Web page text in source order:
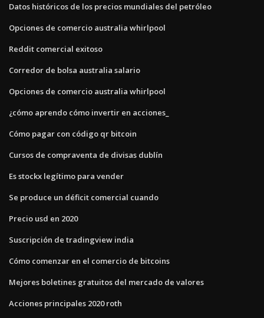
Datos históricos de los precios mundiales del petróleo
Opciones de comercio australia whirlpool
Reddit comercial exitoso
Corredor de bolsa australia salario
Opciones de comercio australia whirlpool
¿cómo aprendo cómo invertir en acciones_
Cómo pagar con código qr bitcoin
Cursos de compraventa de divisas dublín
Es stockx legítimo para vender
Se produce un déficit comercial cuando
Precio usd en 2020
Suscripción de tradingview india
Cómo comenzar en el comercio de bitcoins
Mejores boletines gratuitos del mercado de valores
Acciones principales 2020 roth